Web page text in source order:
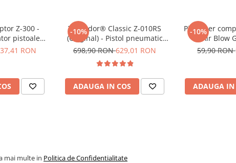
2m
descărcarea
Indicator de încărcare -
când este nevoie de
rapid de 2.5 ore
Z-300 -
pistoale
RS
RON
-10%
Tornador® Classic Z-010RS
(Original) - Pistol pneumatic
pentru curățare
698,90 RON629,01 RON
ADAUGA IN COS
-10%
Pistol aer
Air Blow
59,90 RON
ADAUGA IN
mai multe in Politica de Confidentialitate